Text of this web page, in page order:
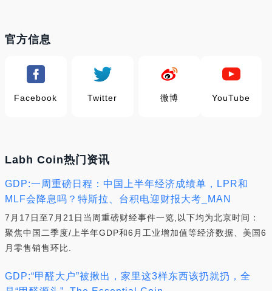
官方信息
Facebook Twitter 微博 YouTube
Labh Coin热门资讯
GDP:一周重磅日程：中国上半年经济成绩单，LPR和
MLF会降息吗？特斯拉、台积电迎财报大考_MAN
7月17日至7月21日当周重磅财经事件一览,以下均为北京时间：
聚焦中国二季度/上半年GDP和6月工业增加值等经济数据、美国6
月零售销售环比.
GDP:“甲醛大户”被揪出，家里这3样东西该扔就扔，全